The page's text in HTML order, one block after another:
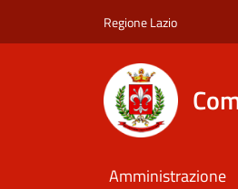
Regione Lazio
Amministrazione